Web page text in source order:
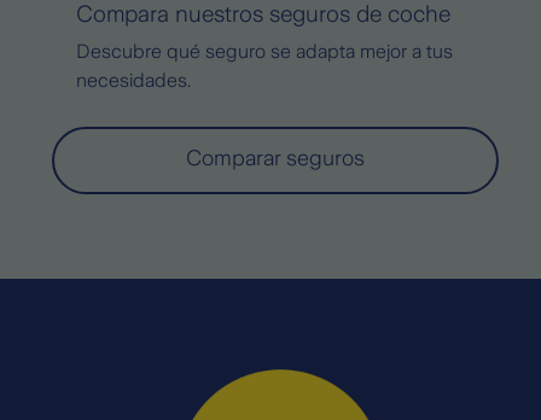
Compara nuestros seguros de coche
Descubre qué seguro se adapta mejor a tus
necesidades.
Comparar seguros